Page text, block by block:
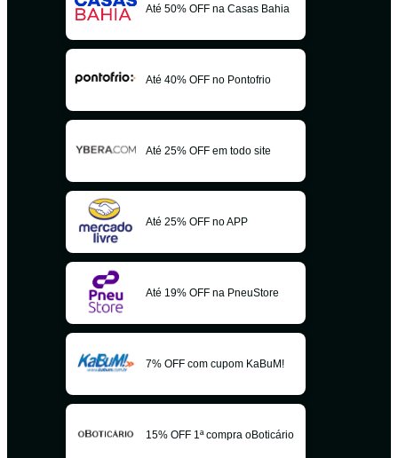
Até 50% OFF na Casas Bahia
Até 40% OFF no Pontofrio
Até 25% OFF em todo site
Até 25% OFF no APP
Até 19% OFF na PneuStore
7% OFF com cupom KaBuM!
15% OFF 1ª compra oBoticário